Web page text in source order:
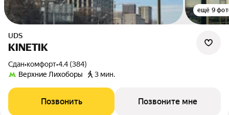
ещё 9
UDS
KINETIK
Сдан•комфорт•4.4 (384)
Верхние Лихоборы
3 мин.
Позвонить Позвоните мне